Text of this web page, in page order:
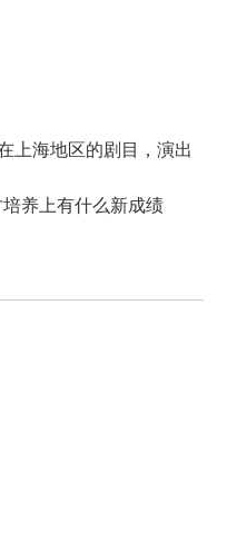
上海地区的剧目，演出
养上有什么新成绩